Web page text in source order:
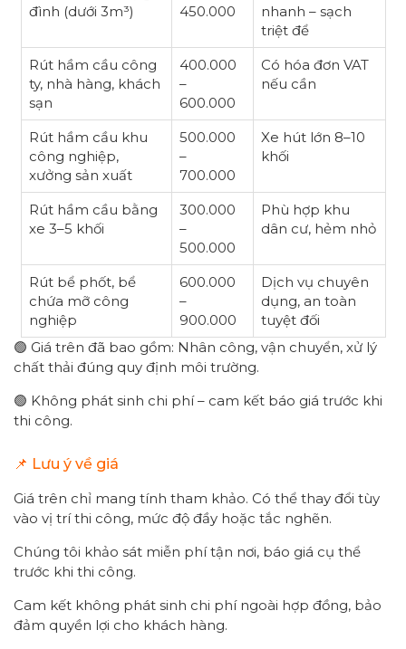
đình (dưới 3m³)
450.000
nhanh – sạch
triệt để
Rút hầm cầu công
ty, nhà hàng, khách
sạn
400.000
–
600.000
Có hóa đơn VAT
nếu cần
Rút hầm cầu khu
công nghiệp,
xưởng sản xuất
500.000
–
700.000
Xe hút lớn 8–10
khối
Rút hầm cầu bằng
xe 3–5 khối
300.000
–
500.000
Phù hợp khu
dân cư, hẻm nhỏ
Rút bể phốt, bể
chứa mỡ công
nghiệp
600.000
–
900.000
Dịch vụ chuyên
dụng, an toàn
tuyệt đối
🟢 Giá trên đã bao gồm: Nhân công, vận chuyển, xử lý
chất thải đúng quy định môi trường.
🟢 Không phát sinh chi phí – cam kết báo giá trước khi
thi công.
📌 Lưu ý về giá
Giá trên chỉ mang tính tham khảo. Có thể thay đổi tùy
vào vị trí thi công, mức độ đầy hoặc tắc nghẽn.
Chúng tôi khảo sát miễn phí tận nơi, báo giá cụ thể
trước khi thi công.
Cam kết không phát sinh chi phí ngoài hợp đồng, bảo
đảm quyền lợi cho khách hàng.